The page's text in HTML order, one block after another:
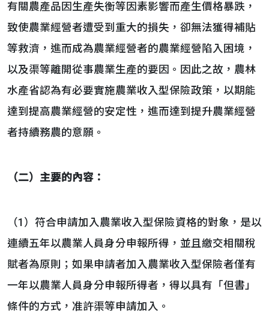
有關農產品因生產失衡等因素影響而產生價格暴跌，
致使農業經營者遭受到重大的損失，卻無法獲得補貼
等救濟，進而成為農業經營者的農業經營陷入困境，
以及渠等離開從事農業生產的要因。因此之故，農林
水產省認為有必要實施農業收入型保險政策，以期能
達到提高農業經營的安定性，進而達到提升農業經營
者持續務農的意願。
（二）主要的內容：
（1）符合申請加入農業收入型保險資格的對象，是以
連續五年以農業人員身分申報所得，並且繳交相關稅
賦者為原則；如果申請者加入農業收入型保險者僅有
一年以農業人員身分申報所得者，得以具有「但書」
條件的方式，准許渠等申請加入。